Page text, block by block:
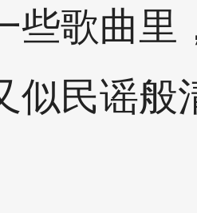
些歌曲里
似民谣般